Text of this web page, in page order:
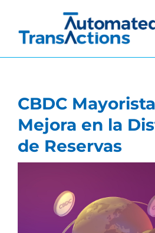
contenido
CBDC
Mejora en la
de Reservas